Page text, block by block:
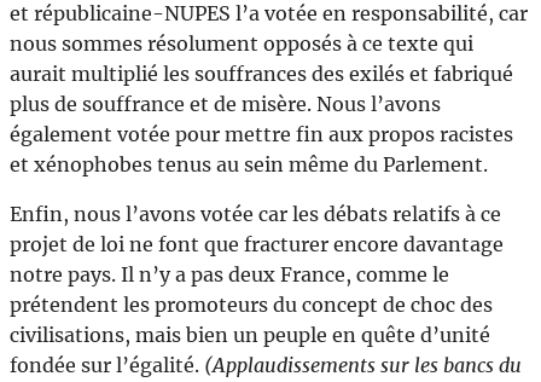
et républicaine-NUPES l’a votée en responsabilité, car
nous sommes résolument opposés à ce texte qui
aurait multiplié les souffrances des exilés et fabriqué
plus de souffrance et de misère. Nous l’avons
également votée pour mettre fin aux propos racistes
et xénophobes tenus au sein même du Parlement.
Enfin, nous l’avons votée car les débats relatifs à ce
projet de loi ne font que fracturer encore davantage
notre pays. Il n’y a pas deux France, comme le
prétendent les promoteurs du concept de choc des
civilisations, mais bien un peuple en quête d’unité
fondée sur l’égalité. (Applaudissements sur les bancs du